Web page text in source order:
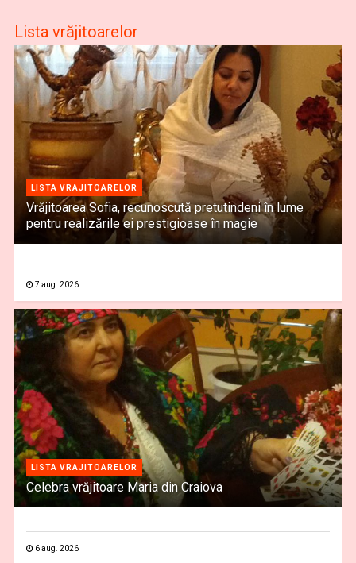
Lista vrăjitoarelor
LISTA VRAJITOARELOR
Vrăjitoarea Sofia, recunoscută pretutindeni în lume
pentru realizările ei prestigioase în magie
7 aug. 2026
LISTA VRAJITOARELOR
Celebra vrăjitoare Maria din Craiova
6 aug. 2026